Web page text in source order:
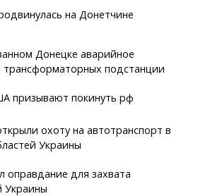
на Донетчине
Донецке аварийное
трансформаторных подстанции
призывают покинуть рф
охоту на автотранспорт в
Украины
оправдание для захвата
Украины